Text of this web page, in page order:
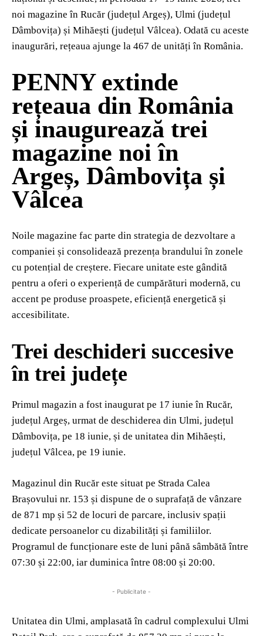
noi magazine în Rucăr (județul Argeș), Ulmi (județul
Dâmbovița) și Mihăești (județul Vâlcea). Odată cu aceste
inaugurări, rețeaua ajunge la 467 de unități în România.
PENNY extinde
rețeaua din România
și inaugurează trei
magazine noi în
Argeș, Dâmbovița și
Vâlcea
Noile magazine fac parte din strategia de dezvoltare a
companiei și consolidează prezența brandului în zonele
cu potențial de creștere. Fiecare unitate este gândită
pentru a oferi o experiență de cumpărături modernă, cu
accent pe produse proaspete, eficiență energetică și
accesibilitate.
Trei deschideri succesive
în trei județe
Primul magazin a fost inaugurat pe 17 iunie în Rucăr,
județul Argeș, urmat de deschiderea din Ulmi, județul
Dâmbovița, pe 18 iunie, și de unitatea din Mihăești,
județul Vâlcea, pe 19 iunie.
Magazinul din Rucăr este situat pe Strada Calea
Brașovului nr. 153 și dispune de o suprafață de vânzare
de 871 mp și 52 de locuri de parcare, inclusiv spații
dedicate persoanelor cu dizabilități și familiilor.
Programul de funcționare este de luni până sâmbătă între
07:30 și 22:00, iar duminica între 08:00 și 20:00.
- Publicitate -
Unitatea din Ulmi, amplasată în cadrul complexului Ulmi